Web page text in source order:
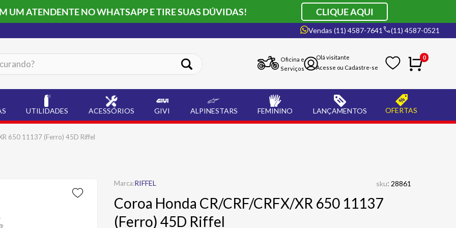
UM ATENDENTE NO WHATSAPP E TIRE SUAS DÚVIDAS! CLIQUE AQUI
Vendas (11) 4587-7641 (11) 4587-0521
Oficina e
Serviços
0
UTILIDADES ACESSÓRIOS GIVI ALPINESTARS FEMININO LANÇAMENTOS OFERTAS
650 11137 (Ferro) 45D Riffel
RIFFEL sku: 28861
Coroa Honda CR/CRF/CRFX/XR 650 11137
(Ferro) 45D Riffel